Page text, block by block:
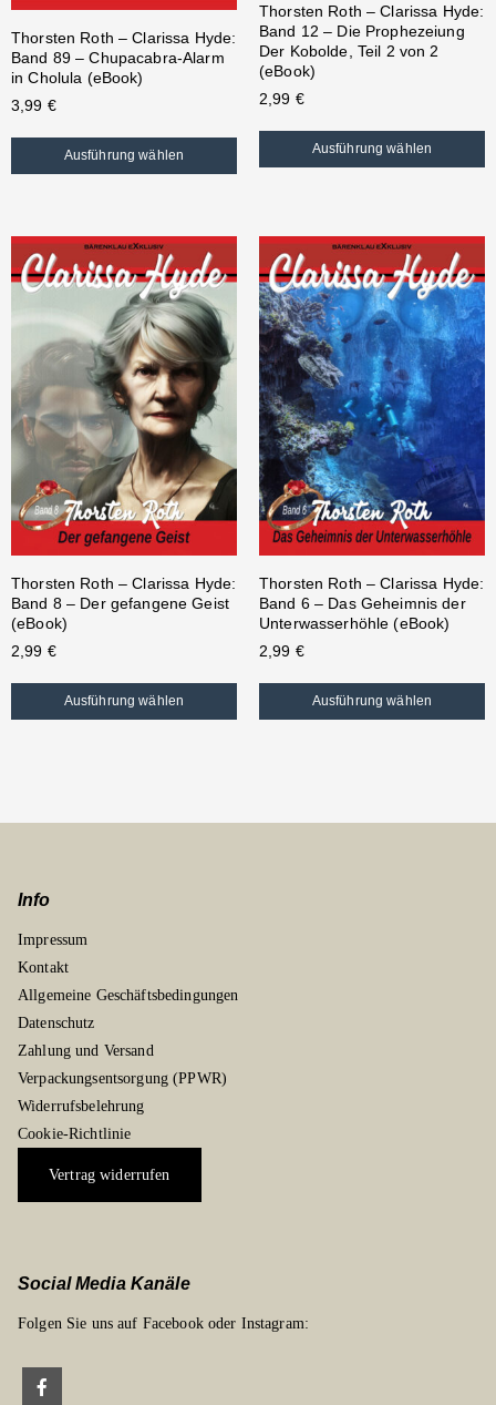
Thorsten Roth – Clarissa Hyde:
Band 89 – Chupacabra-Alarm
in Cholula (eBook)
3,99 €
Ausführung wählen
Thorsten Roth – Clarissa Hyde:
Band 12 – Die Prophezeiung
Der Kobolde, Teil 2 von 2
(eBook)
2,99 €
Ausführung wählen
Thorsten Roth – Clarissa Hyde:
Band 8 – Der gefangene Geist
(eBook)
2,99 €
Ausführung wählen
Thorsten Roth – Clarissa Hyde:
Band 6 – Das Geheimnis der
Unterwasserhöhle (eBook)
2,99 €
Ausführung wählen
Info
Impressum
Kontakt
Allgemeine Geschäftsbedingungen
Datenschutz
Zahlung und Versand
Verpackungsentsorgung (PPWR)
Widerrufsbelehrung
Cookie-Richtlinie
Vertrag widerrufen
Social Media Kanäle
Folgen Sie uns auf Facebook oder Instagram: